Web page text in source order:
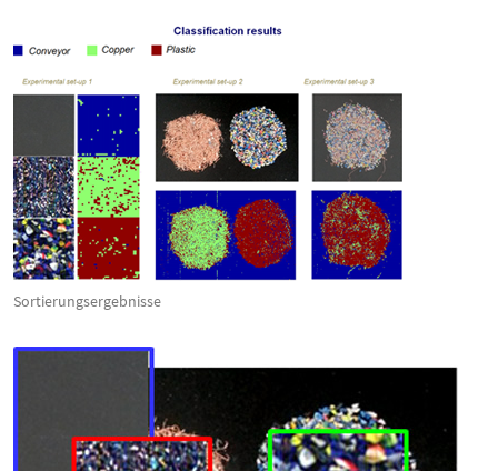
Sortierungsergebnisse